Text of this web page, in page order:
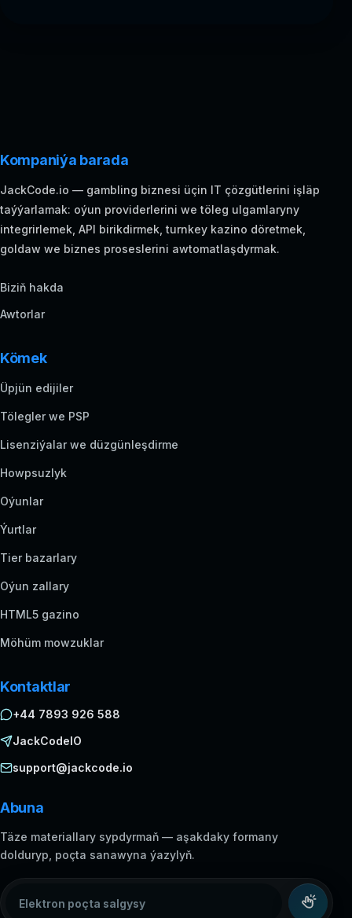
Kompaniýa barada
JackCode.io — gambling biznesi üçin IT çözgütlerini işläp
taýýarlamak: oýun providerlerini we töleg ulgamlaryny
integrirlemek, API birikdirmek, turnkey kazino döretmek,
goldaw we biznes proseslerini awtomatlaşdyrmak.
Biziň hakda
Awtorlar
Kömek
Üpjün edijiler
Tölegler we PSP
Lisenziýalar we düzgünleşdirme
Howpsuzlyk
Oýunlar
Ýurtlar
Tier bazarlary
Oýun zallary
HTML5 gazino
Möhüm mowzuklar
Kontaktlar
+44 7893 926 588
JackCodeIO
support@jackcode.io
Abuna
Täze materiallary sypdyrmaň — aşakdaky formany
dolduryp, poçta sanawyna ýazylyň.